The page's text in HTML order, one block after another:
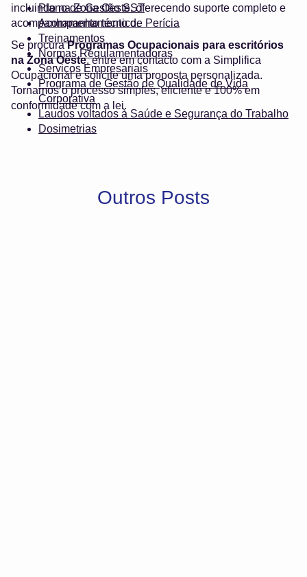
Plano de Gestão SST
Acompanhamento de Perícia
Treinamentos
Normas Regulamentadoras
Serviços Empresariais
Programa de Gestão de Qualidade de Vida
Corporativa
Laudos voltados à Saúde e Segurança do Trabalho
Dosimetrias
incluindo na Zona Oeste, oferecendo suporte completo e
acompanhamento técnico.
Se procuraProgramas Ocupacionais para escritórios
na Zona Oeste, entre em contacto com a Simplifica
Ocupacional e solicite uma proposta personalizada.
Tornamos o processo simples, eficiente e 100% em
conformidade com a lei.
Outros Posts